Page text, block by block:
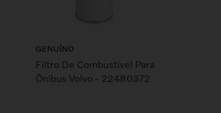
GENUÍNO
Filtro De Combustível Para
Ônibus Volvo - 22480372